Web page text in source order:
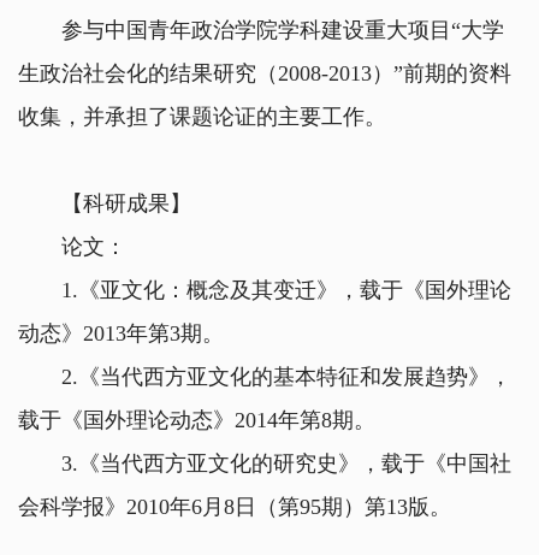
参与中国青年政治学院学科建设重大项目“大学
生政治社会化的结果研究（2008-2013）”前期的资料
收集，并承担了课题论证的主要工作。
【科研成果】
论文：
1.《亚文化：概念及其变迁》，载于《国外理论
动态》2013年第3期。
2.《当代西方亚文化的基本特征和发展趋势》，
载于《国外理论动态》2014年第8期。
3.《当代西方亚文化的研究史》，载于《中国社
会科学报》2010年6月8日（第95期）第13版。